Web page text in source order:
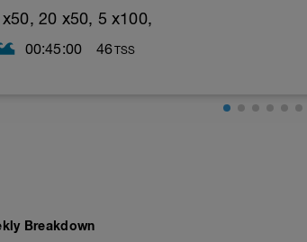
20 x50, 5 x100,
00:45:00 46TSS
6 x 50 (25 Technik - 25 normal), P 20 sek.;
5 Technik;
Breakdown